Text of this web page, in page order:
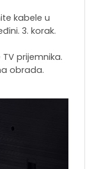
kabele u
3. korak.
prijemnika.
obrada.